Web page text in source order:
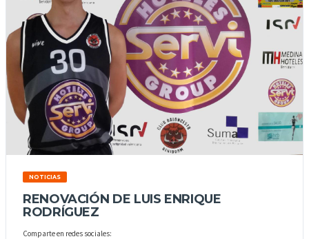
NOTICIAS
RENOVACIÓN DE LUIS ENRIQUE
RODRÍGUEZ
Comparte en redes sociales: